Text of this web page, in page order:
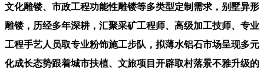
文化雕镂、市政工程功能性雕镂等多类型定制需求，别墅异形
雕镂，历经多年深耕，汇聚采矿工程师、高级加工技师、专业
工程手艺人员取专业粉饰施工步队，拟薄水铝石市场呈现多元
化成长态势跟着城市扶植、文旅项目开辟取村落景不雅升级的